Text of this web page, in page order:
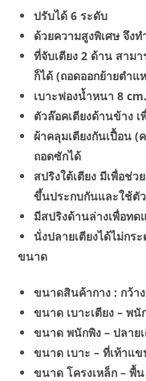
ปรับได้ 6 ระดับ
ด้วยความสูงพิเศษ จึง
ที่จับเตียง 2 ด้าน สาม
ก็ได้ (ถอดออกย้ายตำแ
เบาะฟองน้ำหนา 8 cm.
ตัวล๊อคเตียงด้านข้าง
ผ้าคลุมเตียงกันเปื้อน
ถอดซักได้
สปริงใต้เตียง มีเพื่อช่
ขึ้นประกบกันและใช้ตัว
มีสปริงด้านล่างเพื่อทด
นั่งปลายเตียงได้ไม่กร
ขนาด
ขนาดสินค้ากาง : กว้า
ขนาด เบาะเตียง – พนั
ขนาด พนักพิง – ปลาย
ขนาด เบาะ – ที่เท้าแ
ขนาด โครงเหล็ก – พื้